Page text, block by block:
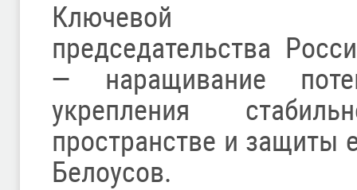
Ключевой
председательства
— наращивание
укрепления
пространстве и защиты
Белоусов.